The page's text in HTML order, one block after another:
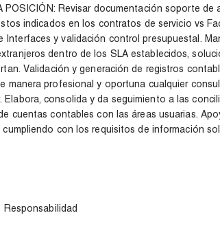
POSICIÓN: Revisar documentación soporte de
indicados en los contratos de servicio vs
Interfaces y validación control presupuestal.
dentro de los SLA establecidos,
Validación y generación de registros
manera profesional y oportuna cualquier
consolida y da seguimiento a las
cuentas contables con las áreas usuarias.
con los requisitos de información
Responsabilidad